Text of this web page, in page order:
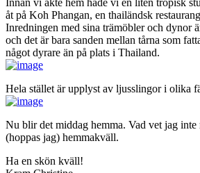
åt på Koh Phangan, en thailändsk
Inredningen med sina trämöbler och dynor
och det är bara sanden mellan tårna som
något dyrare än på plats i Thailand.
Hela stället är upplyst av ljusslingor i olika
Nu blir det middag hemma. Vad vet jag
(hoppas jag) hemmakväll.
Ha en skön kväll!